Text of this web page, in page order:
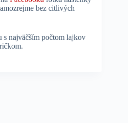
bez citlivých
s najväčším počtom lajkov